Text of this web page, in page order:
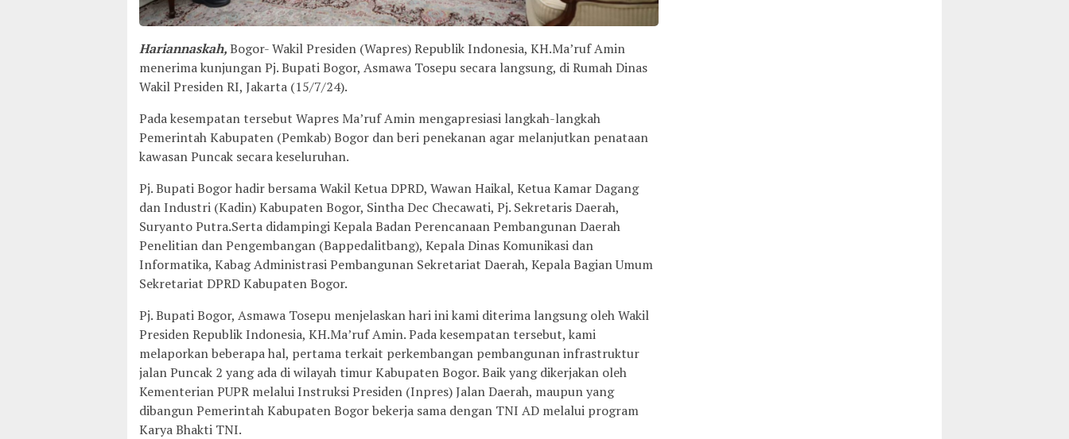
Hariannaskah,Bogor- Wakil Presiden (Wapres) Republik Indonesia, KH.Ma’ruf Amin
menerima kunjungan Pj. Bupati Bogor, Asmawa Tosepu secara langsung, di Rumah Dinas
Wakil Presiden RI, Jakarta (15/7/24).
Pada kesempatan tersebut Wapres Ma’ruf Amin mengapresiasi langkah-langkah
Pemerintah Kabupaten (Pemkab) Bogor dan beri penekanan agar melanjutkan penataan
kawasan Puncak secara keseluruhan.
Pj. Bupati Bogor hadir bersama Wakil Ketua DPRD, Wawan Haikal, Ketua Kamar Dagang
dan Industri (Kadin) Kabupaten Bogor, Sintha Dec Checawati, Pj. Sekretaris Daerah,
Suryanto Putra.Serta didampingi Kepala Badan Perencanaan Pembangunan Daerah
Penelitian dan Pengembangan (Bappedalitbang), Kepala Dinas Komunikasi dan
Informatika, Kabag Administrasi Pembangunan Sekretariat Daerah, Kepala Bagian Umum
Sekretariat DPRD Kabupaten Bogor.
Pj. Bupati Bogor, Asmawa Tosepu menjelaskan hari ini kami diterima langsung oleh Wakil
Presiden Republik Indonesia, KH.Ma’ruf Amin. Pada kesempatan tersebut, kami
melaporkan beberapa hal, pertama terkait perkembangan pembangunan infrastruktur
jalan Puncak 2 yang ada di wilayah timur Kabupaten Bogor. Baik yang dikerjakan oleh
Kementerian PUPR melalui Instruksi Presiden (Inpres) Jalan Daerah, maupun yang
dibangun Pemerintah Kabupaten Bogor bekerja sama dengan TNI AD melalui program
Karya Bhakti TNI.